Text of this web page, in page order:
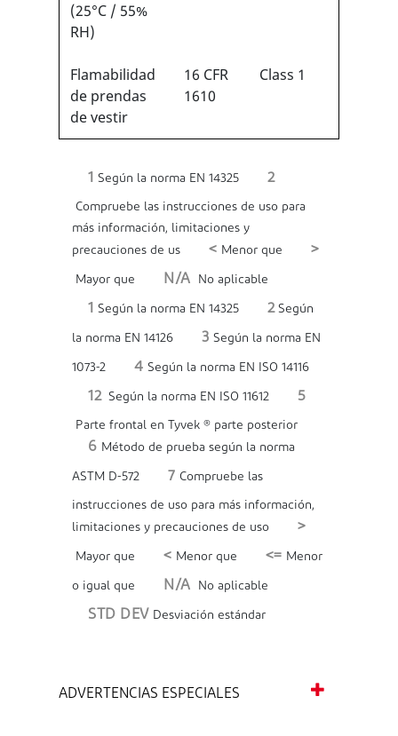
(25°C / 55%
RH)
Flamabilidad
de prendas
de vestir
16 CFR
1610
Class 1
1 Según la norma EN 14325 2
Compruebe las instrucciones de uso para
más información, limitaciones y
precauciones de us
< Menor que >
Mayor que N/A No aplicable
1 Según la norma EN 14325 2Según
la norma EN 14126 3 Según la norma EN
1073-2 4 Según la norma EN ISO 14116
12Según la norma EN ISO 11612 5
Parte frontal en Tyvek ® parte posterior
6 Método de prueba según la norma
ASTM D-572 7 Compruebe las
instrucciones de uso para más información,
limitaciones y precauciones de uso
>
Mayor que < Menor que <= Menor
o igual que N/A No aplicable
STD DEV Desviación estándar
ADVERTENCIAS ESPECIALES